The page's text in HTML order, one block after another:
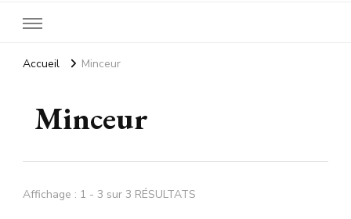
Accueil Minceur
Minceur
Affichage : 1 - 3 sur 3 RÉSULTATS